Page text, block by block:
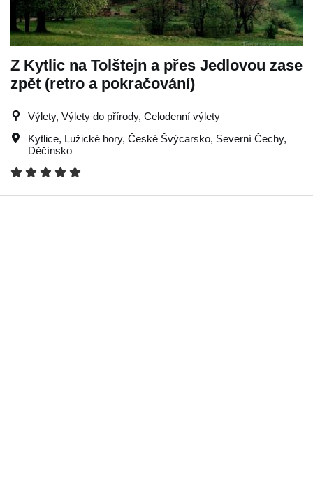
Z Kytlic na Tolštejn a přes Jedlovou zase
zpět (retro a pokračování)
Výlety, Výlety do přírody, Celodenní výlety
Kytlice, Lužické hory, České Švýcarsko, Severní Čechy,
Děčínsko